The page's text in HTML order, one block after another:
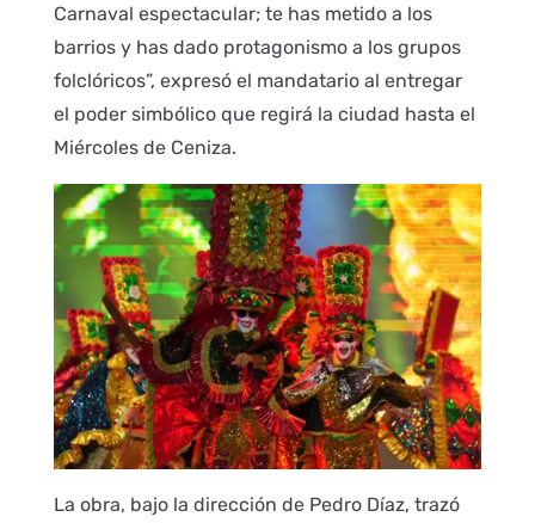
Carnaval espectacular; te has metido a los
barrios y has dado protagonismo a los grupos
folclóricos”, expresó el mandatario al entregar
el poder simbólico que regirá la ciudad hasta el
Miércoles de Ceniza.
La obra, bajo la dirección de Pedro Díaz, trazó